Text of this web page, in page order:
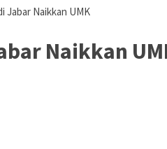
Jabar Naikkan UMK
Naikkan